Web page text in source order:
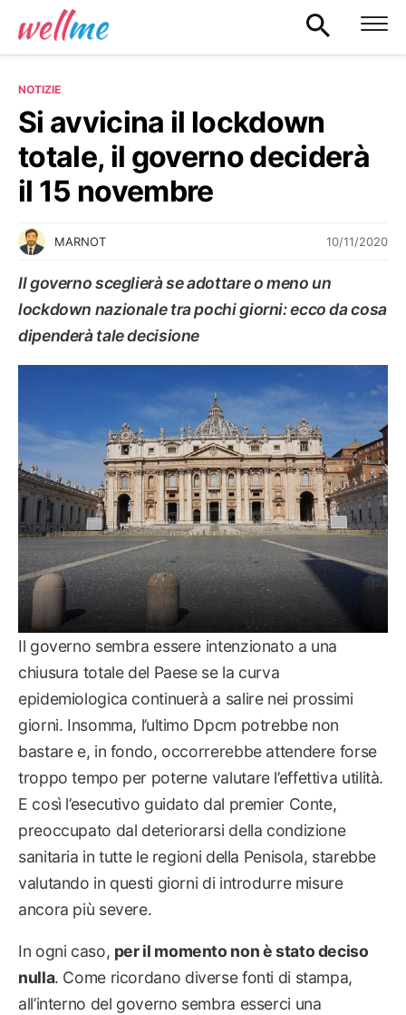
NOTIZIE
Si avvicina il lockdown
totale, il governo deciderà
il 15 novembre
MARNOT 10/11/2020
Il governo sceglierà se adottare o meno un
lockdown nazionale tra pochi giorni: ecco da cosa
dipenderà tale decisione
Il governo sembra essere intenzionato a una
chiusura totale del Paese se la curva
epidemiologica continuerà a salire nei prossimi
giorni. Insomma, l’ultimo Dpcm potrebbe non
bastare e, in fondo, occorrerebbe attendere forse
troppo tempo per poterne valutare l’effettiva utilità.
E così l’esecutivo guidato dal premier Conte,
preoccupato dal deteriorarsi della condizione
sanitaria in tutte le regioni della Penisola, starebbe
valutando in questi giorni di introdurre misure
ancora più severe.
In ogni caso, per il momento non è stato deciso
nulla. Come ricordano diverse fonti di stampa,
all’interno del governo sembra esserci una